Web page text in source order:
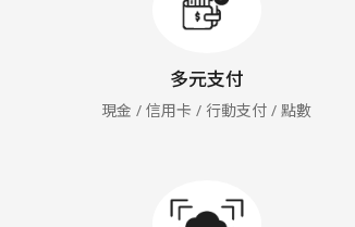
多元支付
現金 / 信用卡 / 行動支付 / 點數